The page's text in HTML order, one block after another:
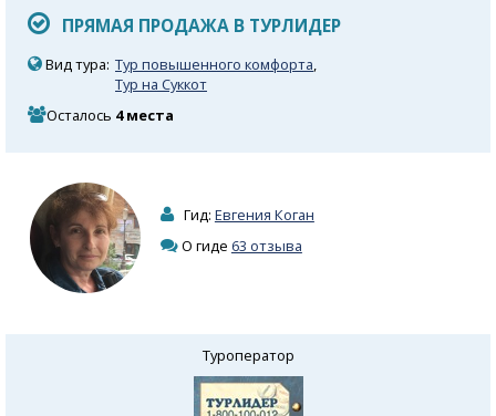
ПРЯМАЯ ПРОДАЖА В ТУРЛИДЕР
Вид тура: Тур повышенного комфорта,
Тур на Суккот
Осталось 4 места
Гид: Евгения Коган
О гиде 63 отзыва
Туроператор